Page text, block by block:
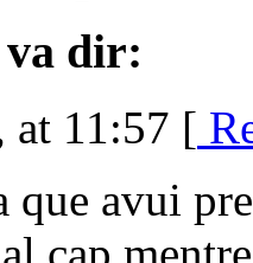
dir:
at 11:57 [
que avui